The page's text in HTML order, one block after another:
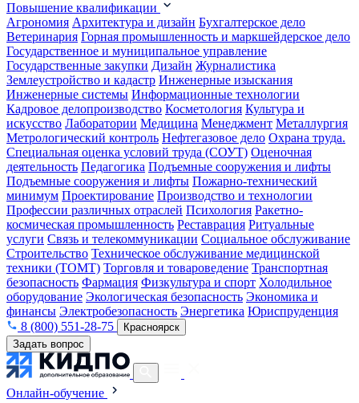
Повышение квалификации
Агрономия Архитектура и дизайн Бухгалтерское дело
Ветеринария Горная промышленность и маркшейдерское дело
Государственное и муниципальное управление
Государственные закупки Дизайн Журналистика
Землеустройство и кадастр Инженерные изыскания
Инженерные системы Информационные технологии
Кадровое делопроизводство Косметология Культура и
искусство Лаборатории Медицина Менеджмент Металлургия
Метрологический контроль Нефтегазовое дело Охрана труда.
Специальная оценка условий труда (СОУТ) Оценочная
деятельность Педагогика Подъемные сооружения и лифты
Подъемные сооружения и лифты Пожарно-технический
минимум Проектирование Производство и технологии
Профессии различных отраслей Психология Ракетно-
космическая промышленность Реставрация Ритуальные
услуги Связь и телекоммуникации Социальное обслуживание
Строительство Техническое обслуживание медицинской
техники (ТОМТ) Торговля и товароведение Транспортная
безопасность Фармация Физкультура и спорт Холодильное
оборудование Экологическая безопасность Экономика и
финансы Электробезопасность Энергетика Юриспруденция
8 (800) 551-28-75
Красноярск
Задать вопрос
Онлайн-обучение